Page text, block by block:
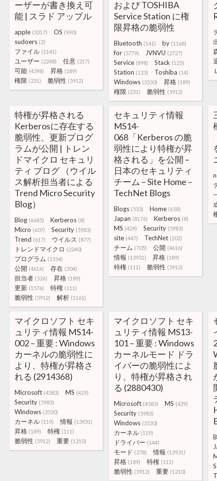
ーザーが書き換え可
能 | スラド アップル
apple (3317) OS (990)
sudoers (2)
ファイル (1141)
ユーザー (2248) 任意 (217)
可能 (4398) 昇格 (189)
権限 (231) 脆弱性 (5912)
および TOSHIBA
Service Station に権
限昇格の脆弱性
Bluetooth (141) by (1168)
for (5779) JVNVU (2727)
Service (898) Stack (125)
Station (123) Toshiba (14)
Windows (3530) 昇格 (189)
権限 (231) 脆弱性 (5912)
特権が昇格される
Kerberosに存在する
脆弱性、更新プログ
ラムが公開 | トレン
ドマイクロ セキュリ
ティ ブログ （ウイル
ス解析担当者による
Trend Micro Security
Blog）
Blog (6685) Kerberos (8)
Micro (607) Security (5983)
Trend (617) ウイルス (877)
トレンドマイクロ (2240)
プログラム (1554)
公開 (4616) 存在 (304)
担当者 (526) 昇格 (189)
更新 (1576) 特権 (111)
脆弱性 (5912) 解析 (1161)
セキュリティ情報
MS14-
068「Kerberos の脆
弱性により特権が昇
格される」を公開 –
日本のセキュリティ
チーム – Site Home –
TechNet Blogs
Blogs (533) Home (658)
Japan (8176) Kerberos (8)
MS (429) Security (5983)
site (447) TechNet (202)
チーム (705) 公開 (4616)
情報 (13931) 昇格 (189)
特権 (111) 脆弱性 (5912)
マイクロソフト セキ
ュリティ情報 MS14-
002 – 重要 : Windows
カーネルの脆弱性に
より、特権が昇格さ
れる (2914368)
Microsoft (4583) MS (429)
Security (5983)
Windows (3530)
カーネル (119) 情報 (13931)
昇格 (189) 特権 (111)
脆弱性 (5912) 重要 (1210)
マイクロソフト セキ
ュリティ情報 MS13-
101 – 重要 : Windows
カーネルモード ドラ
イバーの脆弱性によ
り、特権が昇格され
る (2880430)
Microsoft (4583) MS (429)
Security (5983)
Windows (3530)
カーネル (119)
ドライバー (144)
モード (278) 情報 (13931)
昇格 (189) 特権 (111)
脆弱性 (5912) 重要 (1210)